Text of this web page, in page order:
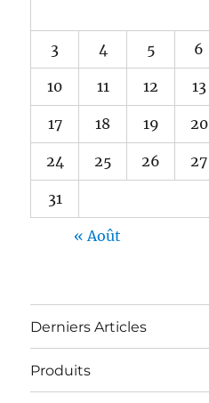
3 4 5 6
10 11 12 13
17 18 19 20
24 25 26 27
31
« Août
Derniers Articles
Produits